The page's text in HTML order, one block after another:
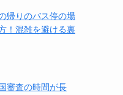
帰りのバス停の場
！混雑を避ける裏
審査の時間が長